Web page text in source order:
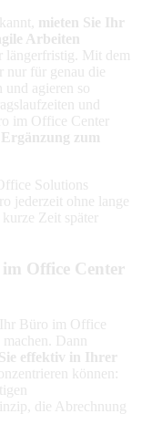
mieten Sie Ihr
Arbeiten
längerfristig. Mit dem
nur für genau die
agieren so
und
im Office Center
zum
Solutions
jederzeit ohne lange
Zeit später
Office Center
Büro im Office
machen. Dann
Sie effektiv in Ihrer
können:
die Abrechnung